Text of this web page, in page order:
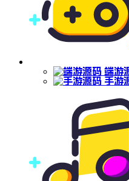
端游
手游